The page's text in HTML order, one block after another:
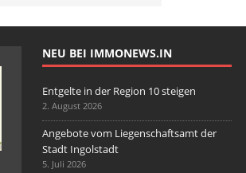
NEU BEI IMMONEWS.IN
Entgelte in der Region 10 steigen
2. August 2026
Angebote vom Liegenschaftsamt der
Stadt Ingolstadt
5. Juli 2026